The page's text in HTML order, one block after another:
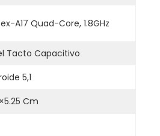
A17 Quad-Core, 1.8GHz
Tacto Capacitivo
5,1
Cm